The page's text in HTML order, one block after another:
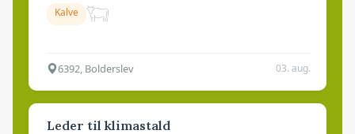
Kalve
6392, Bolderslev 03. aug.
Leder til klimastald